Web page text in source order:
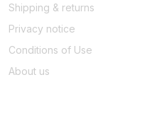
Shipping & returns
Privacy notice
Conditions of Use
About us